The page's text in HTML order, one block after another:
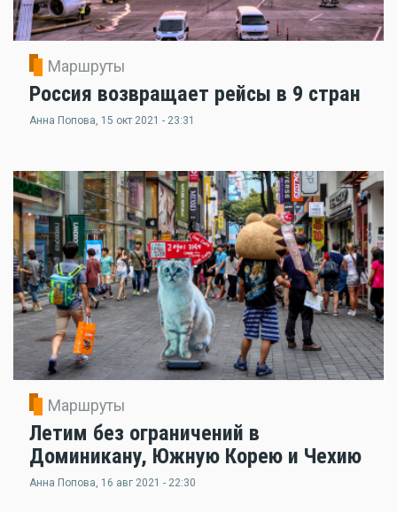
Маршруты
Россия возвращает рейсы в 9 стран
Анна Попова , 15 окт 2021 - 23:31
Маршруты
Летим без ограничений в
Доминикану, Южную Корею и Чехию
Анна Попова , 16 авг 2021 - 22:30